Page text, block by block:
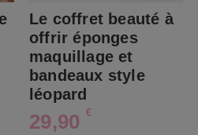
Le coffret beauté à
offrir éponges
maquillage et
bandeaux style
léopard
29,90 €